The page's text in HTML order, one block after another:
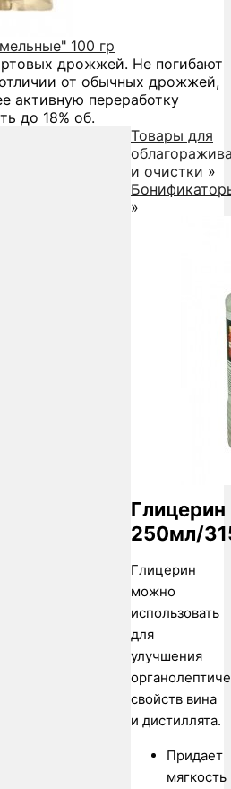
100 гр
дрожжей. Не погибают
от обычных дрожжей,
активную переработку
до 18% об.
Товары для
и очистки »
»
Глицерин
250мл/
Глицерин
можно
использовать
для
улучшения
свойств вина
и дистиллята.
Придает
мягкость